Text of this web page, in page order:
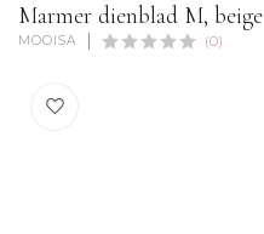
Marmer dienblad M, beige
MOOISA (0)